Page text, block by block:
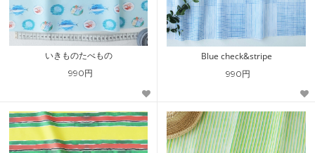
いきものたべもの
990円
Blue check&stripe
990円